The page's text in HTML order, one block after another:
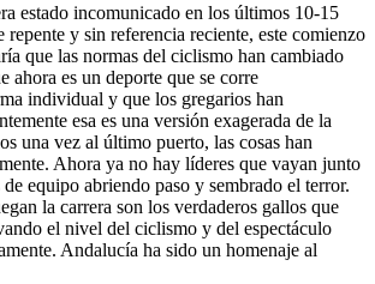
estado incomunicado en los últimos 10-15
repente y sin referencia reciente, este comienzo
que las normas del ciclismo han cambiado
ahora es un deporte que se corre
individual y que los gregarios han
esa es una versión exagerada de la
una vez al último puerto, las cosas han
Ahora ya no hay líderes que vayan junto
equipo abriendo paso y sembrado el terror.
la carrera son los verdaderos gallos que
el nivel del ciclismo y del espectáculo
Andalucía ha sido un homenaje al